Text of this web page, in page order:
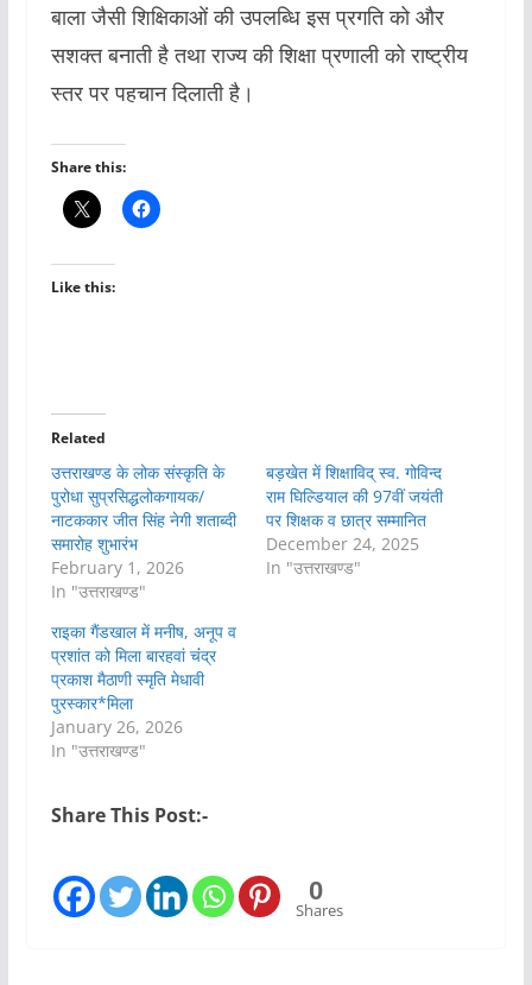
बाला जैसी शिक्षिकाओं की उपलब्धि इस प्रगति को और
सशक्त बनाती है तथा राज्य की शिक्षा प्रणाली को राष्ट्रीय
स्तर पर पहचान दिलाती है।
Share this:
Like this:
Related
उत्तराखण्ड के लोक संस्कृति के
पुरोधा सुप्रसिद्धलोकगायक/
नाटककार जीत सिंह नेगी शताब्दी
समारोह शुभारंभ
February 1, 2026
In "उत्तराखण्ड"
बड़खेत में शिक्षाविद् स्व. गोविन्द
राम घिल्डियाल की 97वीं जयंती
पर शिक्षक व छात्र सम्मानित
December 24, 2025
In "उत्तराखण्ड"
राइका गैंडखाल में मनीष, अनूप व
प्रशांत को मिला बारहवां चंंद्र
प्रकाश मैठाणी स्मृति मेधावी
पुरस्कार*मिला
January 26, 2026
In "उत्तराखण्ड"
Share This Post:-
0
Shares